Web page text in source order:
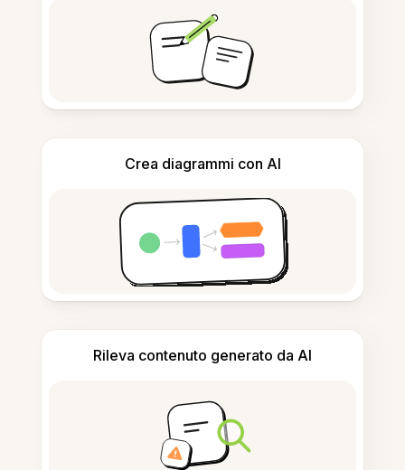
Crea diagrammi con AI
Rileva contenuto generato da AI